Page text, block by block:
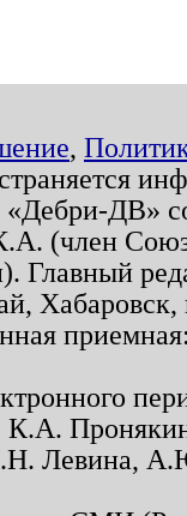
,
«Дебри-ДВ»
(член
Главный
К.А.
Левина,